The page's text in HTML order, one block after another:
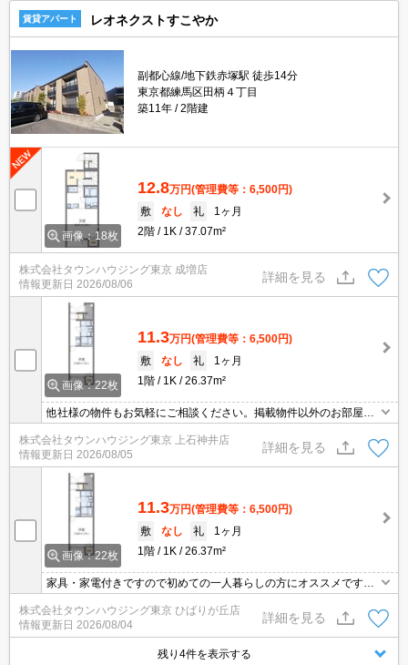
賃貸アパート レオネクストすこやか
副都心線/地下鉄赤塚駅 徒歩14分
東京都練馬区田柄４丁目
築11年
2階建
画像：18枚
12.8万円(管理費等：6,500円)
敷
なし 礼
1ヶ月
2階
1K 37.07m²
株式会社タウンハウジング東京 成増店
情報更新日 2026/08/06
詳細を見る
画像：22枚
11.3万円(管理費等：6,500円)
敷
なし 礼
1ヶ月
1階
1K 26.37m²
他社様の物件もお気軽にご相談ください。掲載物件以外のお部屋も
ご紹介出来ます。明るく元気なスタッフが丁寧にご対応させていた
だきます。当店ならオンラインで見学・接客可能です！お気軽にお
問い合わせ下さい☆★
株式会社タウンハウジング東京 上石神井店
情報更新日 2026/08/05
詳細を見る
画像：22枚
11.3万円(管理費等：6,500円)
敷
なし 礼
1ヶ月
1階
1K 26.37m²
家具・家電付きですので初めての一人暮らしの方にオススメです。
ご契約金のクレジット決済可！賃貸のお部屋探しはタウンハウジン
グひばりヶ丘店へ
株式会社タウンハウジング東京 ひばりが丘店
情報更新日 2026/08/04
詳細を見る
残り4件を表示する